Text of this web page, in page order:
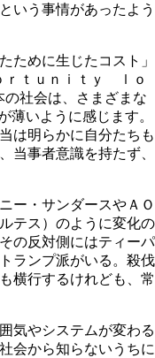
いう事情があったよう
ために生じたコスト」
ｒｔｕｎｉｔｙ ｌｏ
社会は、さまざまな
薄いように感じます。
は明らかに自分たちも
当事者意識を持たず、
ー・サンダースやＡＯ
テス）のように変化の
の反対側にはティーパ
ランプ派がいる。殺伐
横行するけれども、常
気やシステムが変わる
会から知らないうちに